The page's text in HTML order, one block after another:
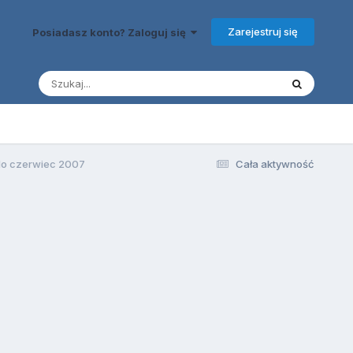
Posiadasz konto? Zaloguj się Zarejestruj się
Cała aktywność
czerwiec 2007